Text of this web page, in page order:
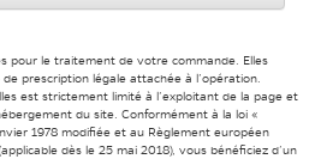
pour le traitement de votre commande. Elles
prescription légale attachée à l’opération.
est strictement limité à l’exploitant de la page et
du site. Conformément à la loi «
1978 modifiée et au Règlement européen
dès le 25 mai 2018), vous bénéficiez d’un